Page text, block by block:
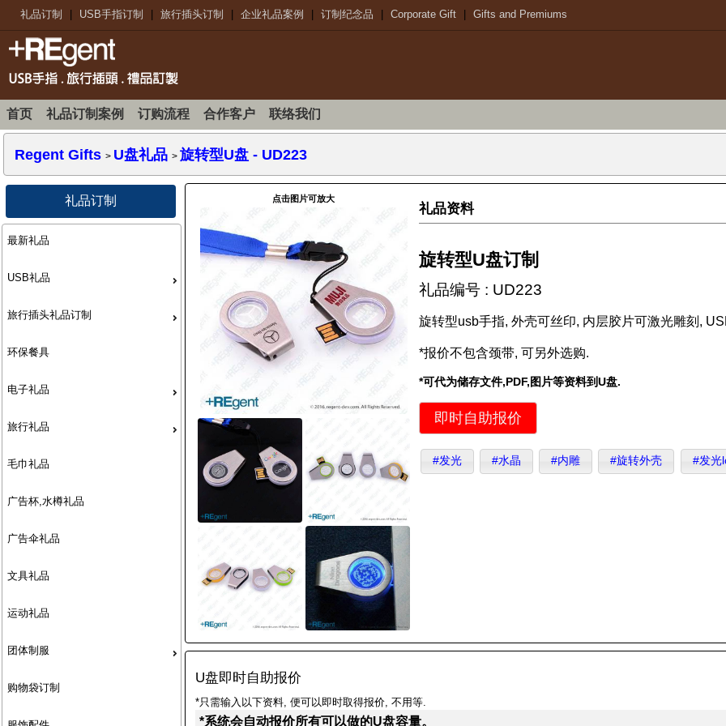
礼品订制 USB手指订制 旅行插头订制 企业礼品案例 订制纪念品 Corporate Gift Gifts and Premiums
首页 礼品订制案例 订购流程 合作客户 联络我们
Regent Gifts > U盘礼品 >旋转型U盘 - UD223
礼品订制
最新礼品
USB礼品
旅行插头礼品订制
环保餐具
电子礼品
旅行礼品
毛巾礼品
广告杯,水樽礼品
广告伞礼品
文具礼品
运动礼品
团体制服
购物袋订制
点击图片可放大
礼品资料
旋转型U盘订制
礼品编号 : UD223
旋转型usb手指, 外壳可丝印, 内层胶片可激光雕刻,
*报价不包含颈带, 可另外选购.
*可代为储存文件,PDF,图片等资料到U盘.
即时自助报价
#发光 #水晶 #内雕 #旋转外壳 #发光
U盘即时自助报价
*只需输入以下资料, 便可以即时取得报价, 不用等.
*系统会自动报价所有可以做的U盘容量。